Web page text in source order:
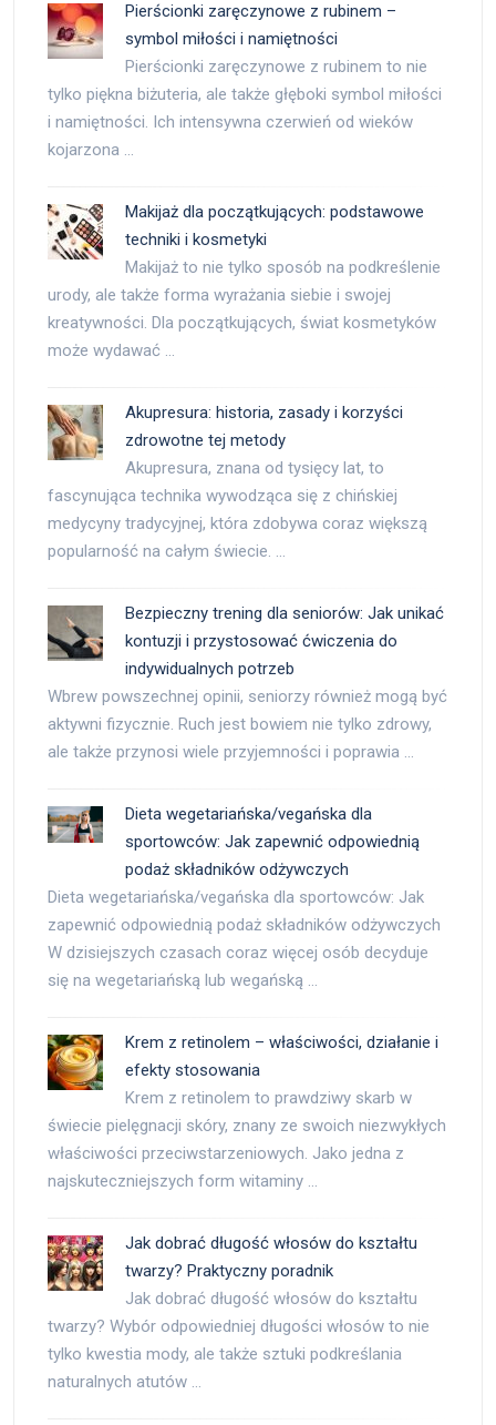
Pierścionki zaręczynowe z rubinem –
symbol miłości i namiętności
Pierścionki zaręczynowe z rubinem to nie
tylko piękna biżuteria, ale także głęboki symbol miłości
i namiętności. Ich intensywna czerwień od wieków
kojarzona …
Makijaż dla początkujących: podstawowe
techniki i kosmetyki
Makijaż to nie tylko sposób na podkreślenie
urody, ale także forma wyrażania siebie i swojej
kreatywności. Dla początkujących, świat kosmetyków
może wydawać …
Akupresura: historia, zasady i korzyści
zdrowotne tej metody
Akupresura, znana od tysięcy lat, to
fascynująca technika wywodząca się z chińskiej
medycyny tradycyjnej, która zdobywa coraz większą
popularność na całym świecie. …
Bezpieczny trening dla seniorów: Jak unikać
kontuzji i przystosować ćwiczenia do
indywidualnych potrzeb
Wbrew powszechnej opinii, seniorzy również mogą być
aktywni fizycznie. Ruch jest bowiem nie tylko zdrowy,
ale także przynosi wiele przyjemności i poprawia …
Dieta wegetariańska/vegańska dla
sportowców: Jak zapewnić odpowiednią
podaż składników odżywczych
Dieta wegetariańska/vegańska dla sportowców: Jak
zapewnić odpowiednią podaż składników odżywczych
W dzisiejszych czasach coraz więcej osób decyduje
się na wegetariańską lub wegańską …
Krem z retinolem – właściwości, działanie i
efekty stosowania
Krem z retinolem to prawdziwy skarb w
świecie pielęgnacji skóry, znany ze swoich niezwykłych
właściwości przeciwstarzeniowych. Jako jedna z
najskuteczniejszych form witaminy …
Jak dobrać długość włosów do kształtu
twarzy? Praktyczny poradnik
Jak dobrać długość włosów do kształtu
twarzy? Wybór odpowiedniej długości włosów to nie
tylko kwestia mody, ale także sztuki podkreślania
naturalnych atutów …